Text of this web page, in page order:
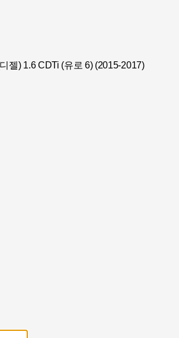
젤) 1.6 CDTi (유로 6) (2015-2017)